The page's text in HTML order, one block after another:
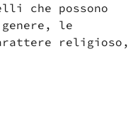
che possono
le
religioso,